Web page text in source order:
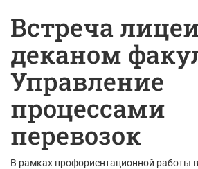
Встреча
деканом
Управление
процессами
перевозок
В рамках профориентационной работы